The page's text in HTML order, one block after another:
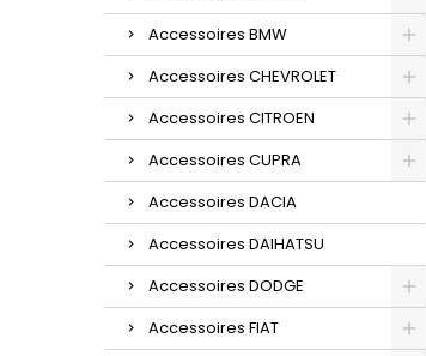
Accessoires BMW
Accessoires CHEVROLET
Accessoires CITROEN
Accessoires CUPRA
Accessoires DACIA
Accessoires DAIHATSU
Accessoires DODGE
Accessoires FIAT